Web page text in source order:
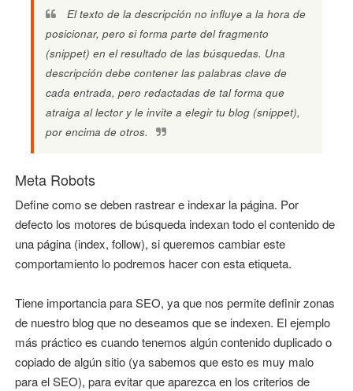
El texto de la descripción no influye a la hora de
posicionar, pero si forma parte del fragmento
(snippet) en el resultado de las búsquedas. Una
descripción debe contener las palabras clave de
cada entrada, pero redactadas de tal forma que
atraiga al lector y le invite a elegir tu blog (snippet),
por encima de otros.
Meta Robots
Define como se deben rastrear e indexar la página. Por
defecto los motores de búsqueda indexan todo el contenido de
una página (index, follow), si queremos cambiar este
comportamiento lo podremos hacer con esta etiqueta.
Tiene importancia para SEO, ya que nos permite definir zonas
de nuestro blog que no deseamos que se indexen. El ejemplo
más práctico es cuando tenemos algún contenido duplicado o
copiado de algún sitio (ya sabemos que esto es muy malo
para el SEO), para evitar que aparezca en los criterios de